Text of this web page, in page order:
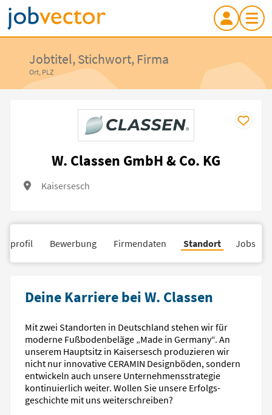
Jobtitel, Stichwort, Firma
Ort, PLZ
W. Classen GmbH & Co. KG
Kaisersesch
Bewerbung Firmendaten Standort Jobs
Deine Karriere bei W. Classen
Mit zwei Standorten in Deutschland stehen wir für
moderne Fußboden­beläge „Made in Germany“. An
unserem Hauptsitz in Kaisersesch produzieren wir
nicht nur innovative CERAMIN Designböden, sondern
entwickeln auch unsere Unter­nehmens­strategie
kontinuierlich weiter. Wollen Sie unsere Erfolgs­
geschichte mit uns weiterschreiben?